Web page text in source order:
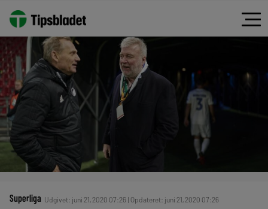
Superliga Udgivet: juni 21, 2020 07:26 | Opdateret: juni 21, 2020 07:26